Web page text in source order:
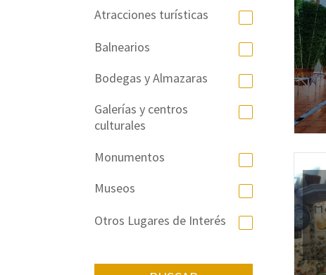
Atracciones turísticas
Balnearios
Bodegas y Almazaras
Galerías y centros
culturales
Monumentos
Museos
Otros Lugares de Interés